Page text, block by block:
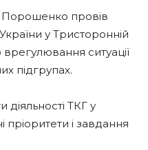
провів
у Тристоронній
врегулювання ситуації
підгрупах.
діяльності ТКГ у
пріоритети і завдання